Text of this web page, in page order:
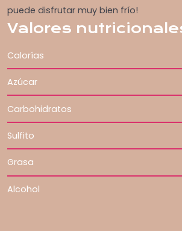
puede disfrutar muy bien frío!
Valores
Calorías
Azúcar
Carbohidratos
Sulfito
Grasa
Alcohol